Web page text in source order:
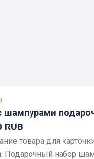
шампурами
RUB
товара для
Подарочный набор